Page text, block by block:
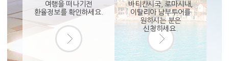
여행을 떠나기전
환율정보를 확인하세요.
바티칸시국, 로마시내,
이탈리아 남부투어를
원하시는 분은
신청하세요.